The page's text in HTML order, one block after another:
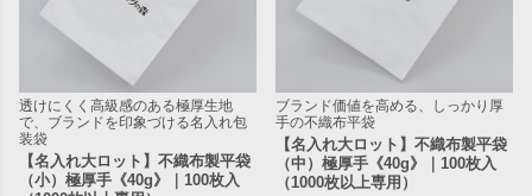
透けにくく高級感のある極厚生地
で、ブランドを印象づける名入れ包
装袋
【名入れ大ロット】不織布製平袋
（小）極厚手《40g》｜100枚入
ブランド価値を高める、しっかり厚
手の不織布平袋
【名入れ大ロット】不織布製平袋
（中）極厚手《40g》｜100枚入
（1000枚以上専用）